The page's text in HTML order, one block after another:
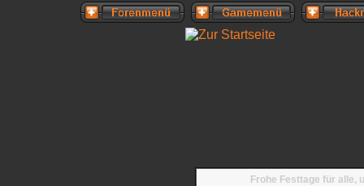
Frohe Festtage für alle,